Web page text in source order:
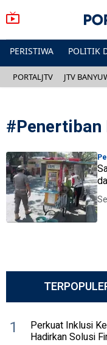
PERISTIWA POLITIK
PORTALJTV JTV
#Penertiban
1 Perkuat Inklusi
Hadirkan Solusi